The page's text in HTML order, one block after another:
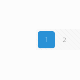
1 2